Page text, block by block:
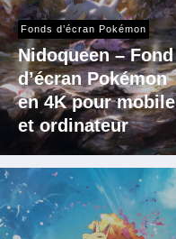
Fonds d’écran Pokémon
Nidoqueen – Fond
d’écran Pokémon
en 4K pour mobile
et ordinateur